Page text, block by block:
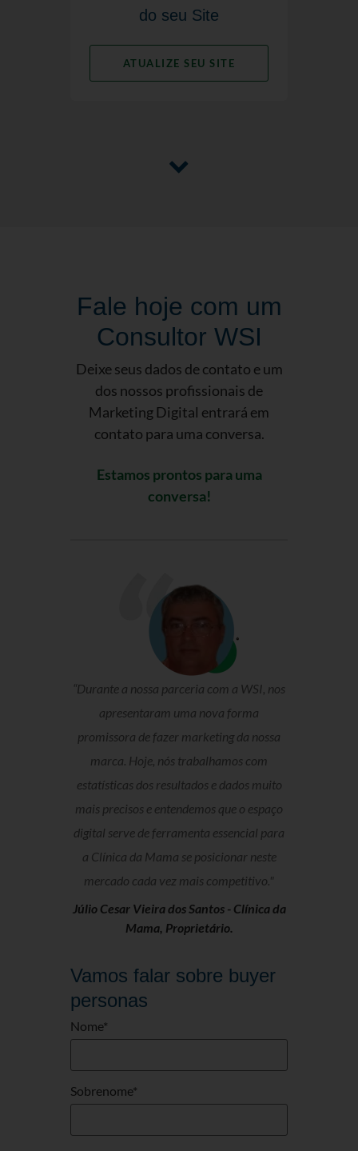
do seu Site
ATUALIZE SEU SITE
Fale hoje com um
Consultor WSI
Deixe seus dados de contato e um
dos nossos profissionais de
Marketing Digital entrará em
contato para uma conversa.
Estamos prontos para uma
conversa!
“Durante a nossa parceria com a WSI, nos
apresentaram uma nova forma
promissora de fazer marketing da nossa
marca. Hoje, nós trabalhamos com
estatísticas dos resultados e dados muito
mais precisos e entendemos que o espaço
digital serve de ferramenta essencial para
a Clínica da Mama se posicionar neste
mercado cada vez mais competitivo."
Júlio Cesar Vieira dos Santos - Clínica da
Mama, Proprietário.
Vamos falar sobre buyer
personas
Nome*
Sobrenome*